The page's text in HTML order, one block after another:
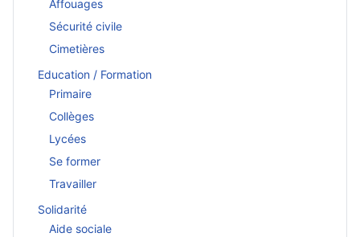
Affouages
Sécurité civile
Cimetières
Education / Formation
Primaire
Collèges
Lycées
Se former
Travailler
Solidarité
Aide sociale